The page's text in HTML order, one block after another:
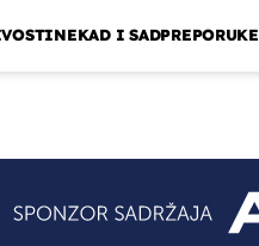
NEKAD I SADPREPORUKE